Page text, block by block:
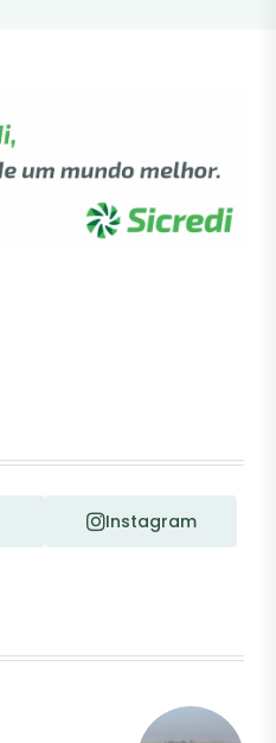
Instagram